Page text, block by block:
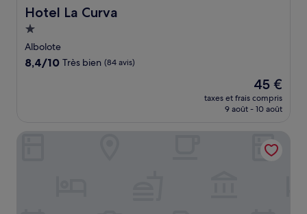
Hotel La Curva
Hotel La Curva
Hébergement
1.0 étoile
Albolote
8.4
8,4/10 Très bien (84 avis)
Le
nouveau
prix
de
45 €
45 €
taxes et frais compris
9 août - 10 août